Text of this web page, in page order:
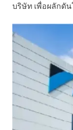
บริษัท เพื่อผลักดั